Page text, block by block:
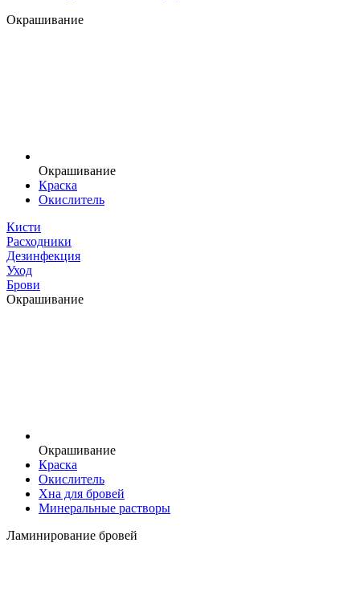
Окрашивание
Окрашивание
Краска
Окислитель
Кисти
Расходники
Дезинфекция
Уход
Брови
Окрашивание
Окрашивание
Краска
Окислитель
Хна для бровей
Минеральные растворы
Ламинирование бровей